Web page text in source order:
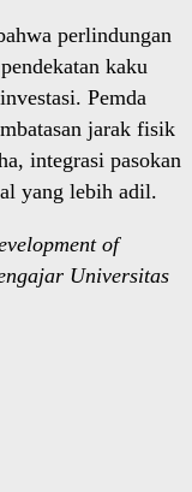
perlindungan
kaku
Pemda
jarak fisik
integrasi pasokan
yang lebih adil.
of
Universitas